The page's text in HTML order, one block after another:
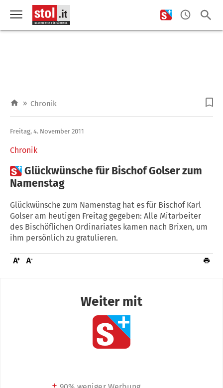
» Chronik
Chronik
Freitag, 4. November 2011
Glückwünsche für Bischof Golser zum
Namenstag
Glückwünsche zum Namenstag hat es für Bischof Karl
Golser am heutigen Freitag gegeben: Alle Mitarbeiter
des Bischöflichen Ordinariates kamen nach Brixen, um
ihm persönlich zu gratulieren.